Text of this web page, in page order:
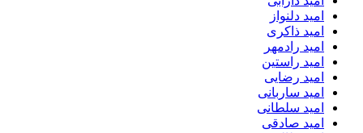
امید دلنواز
امید ذاکری
امید رادمهر
امید راستین
امید رضایی
امید ساربانی
امید سلطانی
امید صادقی